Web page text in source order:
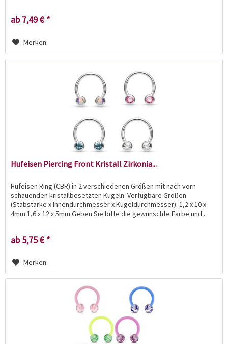
ab 7,49 € *
Merken
Hufeisen Piercing Front Kristall Zirkonia...
Hufeisen Ring (CBR) in 2 verschiedenen Größen mit nach vorn
schauenden kristallbesetzten Kugeln. Verfügbare Größen
(Stabstärke x Innendurchmesser x Kugeldurchmesser): 1,2 x 10 x
4mm 1,6 x 12 x 5mm Geben Sie bitte die gewünschte Farbe und...
ab 5,75 € *
Merken